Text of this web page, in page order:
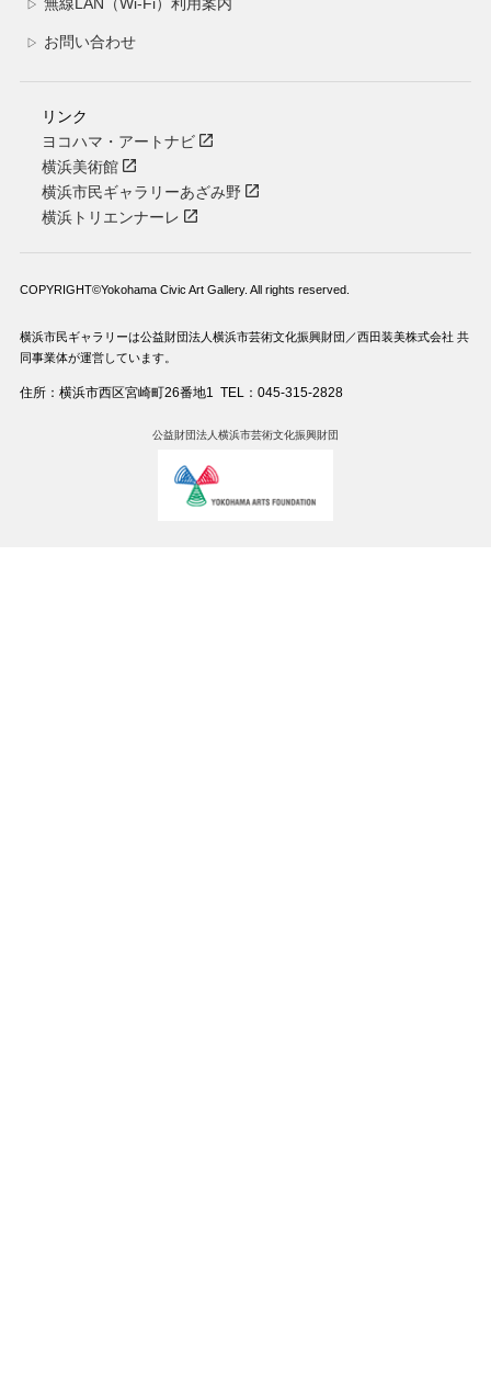
▷
▷ お問い合わせ
リンク
ヨコハマ・アートナビ
横浜美術館
横浜市民ギャラリーあざみ野
横浜トリエンナーレ
COPYRIGHT©Yokohama Civic Art Gallery. All rights reserved.
横浜市民ギャラリーは公益財団法人横浜市芸術文化振興財団／西田装美株式会社 共
同事業体が運営しています。
住所：横浜市西区宮崎町26番地1 TEL：045-315-2828
公益財団法人横浜市芸術文化振興財団